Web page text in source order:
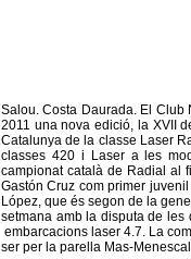
Salou. Costa Daurada. El
2011 una nova edició, la XVII
Catalunya de la classe Laser
classes 420 i Laser a les
campionat català de Radial al
Gastón Cruz com primer
López, que és segon de la
setmana amb la disputa de les
embarcacions laser 4.7. La
ser per la parella Mas-